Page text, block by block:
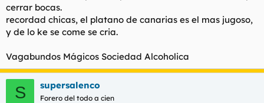
cerrar bocas.
recordad chicas, el platano de canarias es el mas jugoso,
y de lo ke se come se cria.
Vagabundos Mágicos Sociedad Alcoholica
S supersalenco
Forero del todo a cien